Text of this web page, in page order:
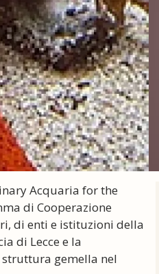
Acquaria for the
di Cooperazione
di enti e istituzioni della
di Lecce e la
gemella nel